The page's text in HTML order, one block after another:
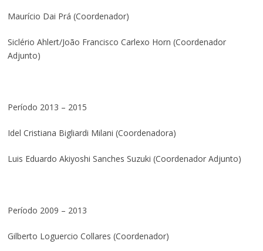
Maurício Dai Prá (Coordenador)
Siclério Ahlert/João Francisco Carlexo Horn (Coordenador
Adjunto)
Período 2013 – 2015
Idel Cristiana Bigliardi Milani (Coordenadora)
Luis Eduardo Akiyoshi Sanches Suzuki (Coordenador Adjunto)
Período 2009 – 2013
Gilberto Loguercio Collares (Coordenador)